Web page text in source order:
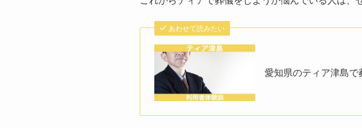
あわせて読みたい
愛知県のティア津島